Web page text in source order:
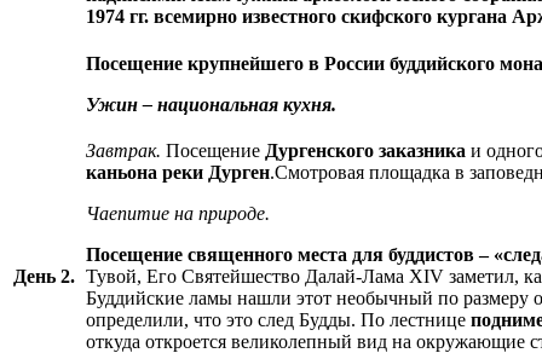
1974 гг. всемирно известного скифского кургана А
Посещение крупнейшего в России буддийского
Ужин – национальная кухня.
День 2.
Завтрак. Посещение Дургенского заказника и
каньона реки Дурген.Смотровая площадка в
Чаепитие на природе.
Посещение священного места для буддистов –
Тувой, Его Святейшество Далай-Лама XIV заметил,
Буддийские ламы нашли этот необычный по размеру
определили, что это след Будды. По лестнице
откуда откроется великолепный вид на окружающие